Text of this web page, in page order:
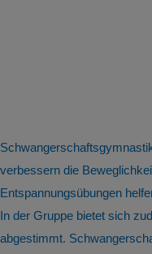
verbessern die
Entspannungsübungen
In der Gruppe bietet sich
abgestimmt.